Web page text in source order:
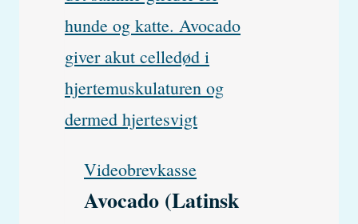
hunde
Videobrevkasse
Avocado (Latinsk